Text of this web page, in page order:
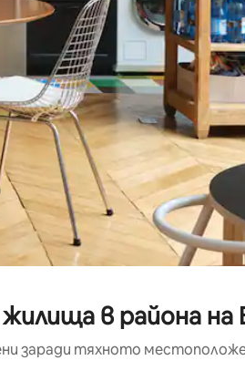
в района на
заради тяхното